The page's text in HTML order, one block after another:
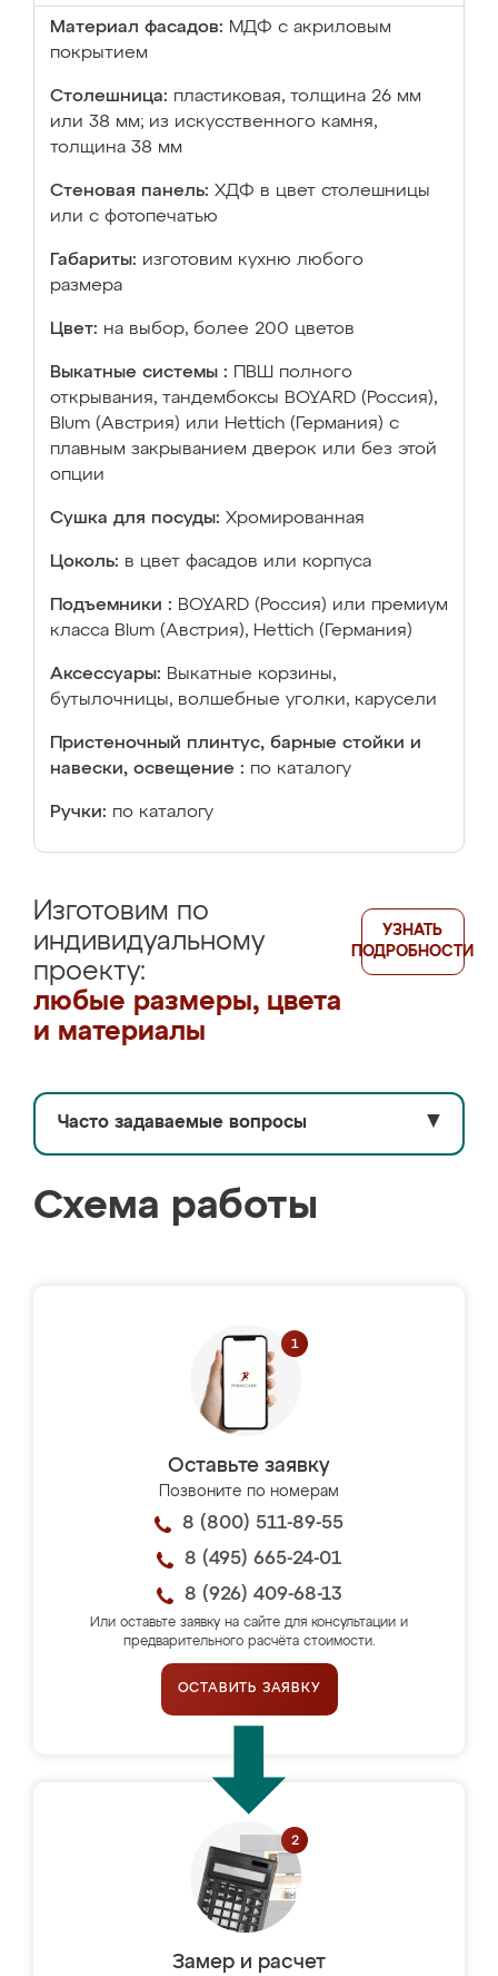
Материал фасадов: МДФ с акриловым
покрытием
Столешница: пластиковая, толщина 26 мм
или 38 мм; из искусственного камня,
толщина 38 мм
Стеновая панель: ХДФ в цвет столешницы
или с фотопечатью
Габариты: изготовим кухню любого
размера
Цвет: на выбор, более 200 цветов
Выкатные системы :
ПВШ полного
открывания, тандембоксы BOYARD (Россия),
Blum (Австрия) или Hettich (Германия) с
плавным закрыванием дверок или без этой
опции
Сушка для посуды: Хромированная
Цоколь: в цвет фасадов или корпуса
Подъемники : BOYARD (Россия) или премиум
класса Blum (Австрия), Hettich (Германия)
Аксессуары: Выкатные корзины,
бутылочницы, волшебные уголки, карусели
Пристеночный плинтус, барные стойки и
навески, освещение : по каталогу
Ручки: по каталогу
Изготовим по
индивидуальному
проекту:
любые размеры, цвета
и материалы
УЗНАТЬ
ПОДРОБНОСТИ
Часто задаваемые вопросы ▼
Схема работы
Оставьте заявку
Позвоните по номерам
8 (800) 511-89-55
8 (495) 665-24-01
8 (926) 409-68-13
Или оставьте заявку на сайте для консультации и
предварительного расчёта стоимости.
ОСТАВИТЬ ЗАЯВКУ
Замер и расчет